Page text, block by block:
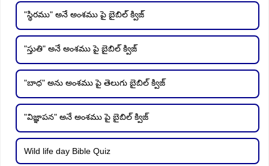
"స్థిరము" అనే అంశము పై బైబిల్ క్విజ్
"స్తుతి" అనే అంశము పై బైబిల్ క్విజ్
"బాధ" అను అంశము పై తెలుగు బైబిల్ క్విజ్
"విజ్ఞాపన" అనే అంశము పై బైబిల్ క్విజ్
Wild life day Bible Quiz